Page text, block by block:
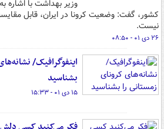
وزیر بهداشت با اشاره
کشور، گفت: وضعیت کرونا در ایران، قابل
نیست.
۲۶ دی ۰۱ - ۰۸:۵۰
اینفوگرافیک/
بشناسید
۱۵ دی ۰۱ - ۱۵:۳۳